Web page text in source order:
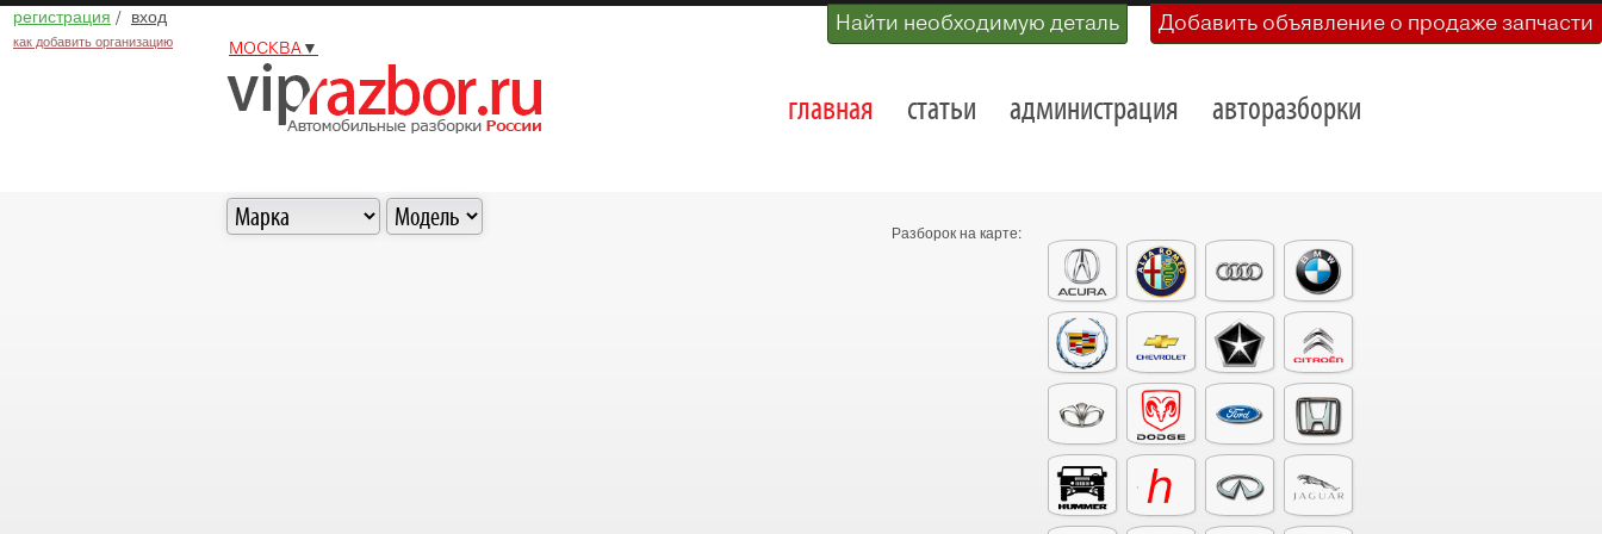
регистрация / вход
как добавить организацию
Найти необходимую деталь Добавить объявление о продаже запчасти
МОСКВА▼
главная статьи администрация авторазборки
Разборок на карте: